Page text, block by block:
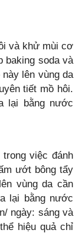
và khử mùi cơ
baking soda và
lên vùng da
tiết mồ hôi.
lại bằng nước
việc đánh
ướt bông tẩy
vùng da cần
lại bằng nước
ngày: sáng và
hiệu quả chỉ